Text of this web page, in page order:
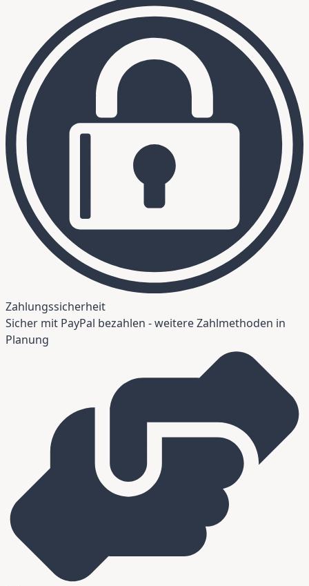
Zahlungssicherheit
Sicher mit PayPal bezahlen - weitere Zahlmethoden in
Planung